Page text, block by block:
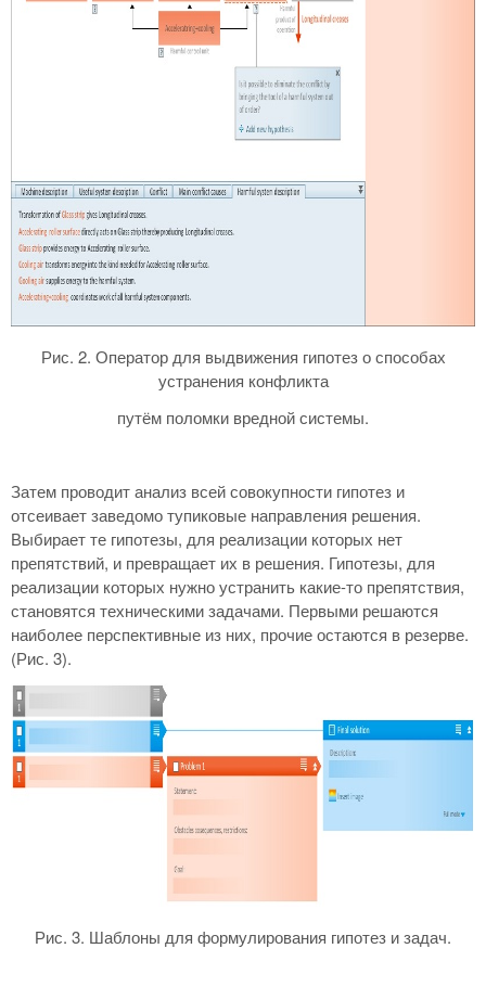
Рис. 2. Оператор для выдвижения гипотез о способах
устранения конфликта
путём поломки вредной системы.
Затем проводит анализ всей совокупности гипотез и
отсеивает заведомо тупиковые направления решения.
Выбирает те гипотезы, для реализации которых нет
препятствий, и превращает их в решения. Гипотезы, для
реализации которых нужно устранить какие-то препятствия,
становятся техническими задачами. Первыми решаются
наиболее перспективные из них, прочие остаются в резерве.
(Рис. 3).
Рис. 3. Шаблоны для формулирования гипотез и задач.